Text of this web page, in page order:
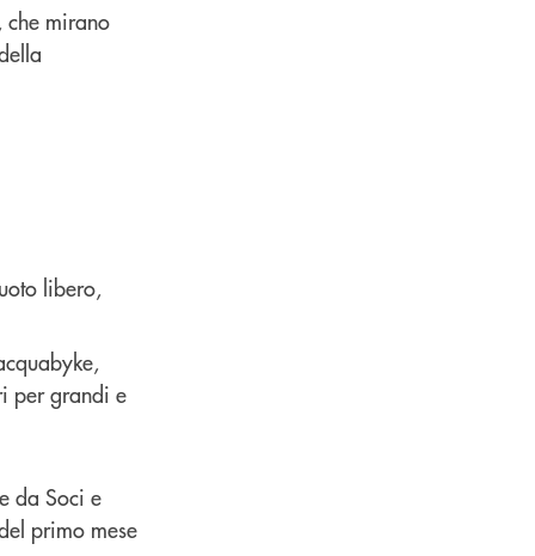
che mirano
libero,
per grandi e
da Soci e
primo mese